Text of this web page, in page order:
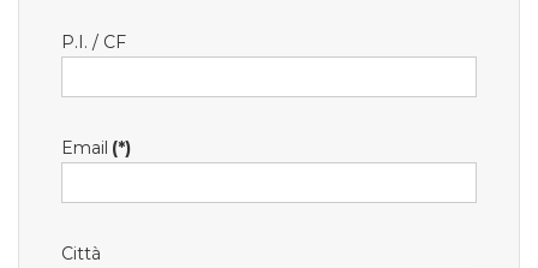
P.I. / CF
Email (*)
Città